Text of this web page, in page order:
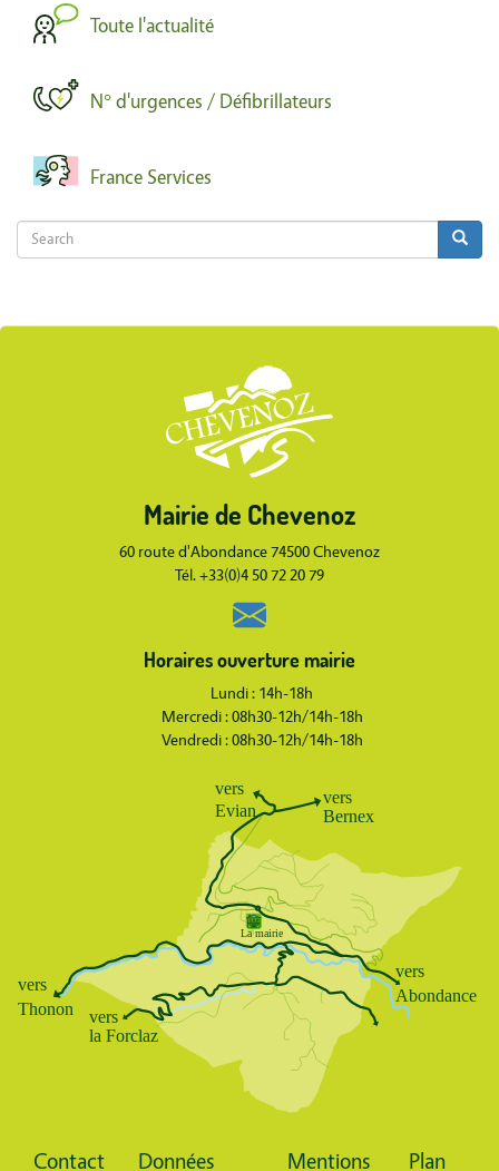
Toute l'actualité
N° d'urgences / Défibrillateurs
France Services
Search
Search Search
Mairie de Chevenoz
60 route d'Abondance 74500 Chevenoz
Tél. +33(0)4 50 72 20 79
Horaires ouverture mairie
Lundi : 14h-18h
Mercredi : 08h30-12h/14h-18h
Vendredi : 08h30-12h/14h-18h
Contact Données Mentions Plan